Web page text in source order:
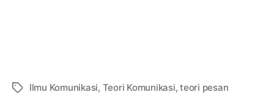
TagsIlmu Komunikasi, Teori Komunikasi,teori pesan